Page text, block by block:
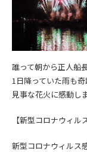
誰って朝から正人船
1日降っていた雨も
見事な花火に感動し
【新型コロナウィル
新型コロナウィルス